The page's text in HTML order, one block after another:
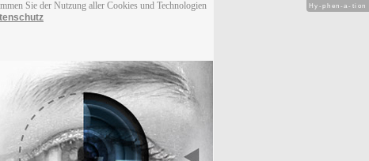
Sie der Nutzung aller Cookies und Technologien
Hy-phen-a-tion